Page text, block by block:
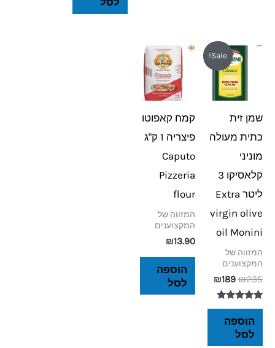
Sale!
שמן זית
כתית מעולה
מוניני
קלאסיקו 3
ליטר Extra
virgin olive
oil Monini
המזווה של
המקצוענים
₪235
המחיר
המקורי
היה:
₪235.
₪189
המחיר
הנוכחי
הוא:
דורג
מתוך 5
הוספה
לסל
קמח קאפוטו
פיצריה 1 ק"ג
Caputo
Pizzeria
flour
המזווה של
המקצוענים
₪13.90
הוספה
לסל